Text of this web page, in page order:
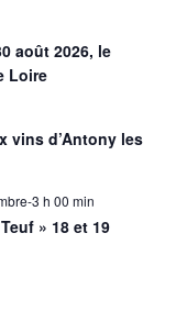
août 2026, le
Loire
vins d’Antony les
3 h 00 min
» 18 et 19